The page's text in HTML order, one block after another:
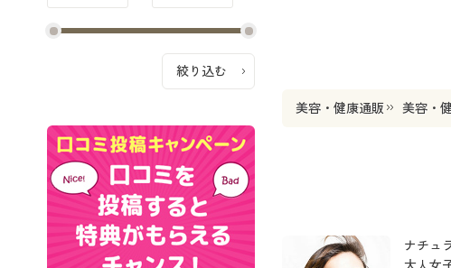
美容・健康通販 美容・
ナチュ